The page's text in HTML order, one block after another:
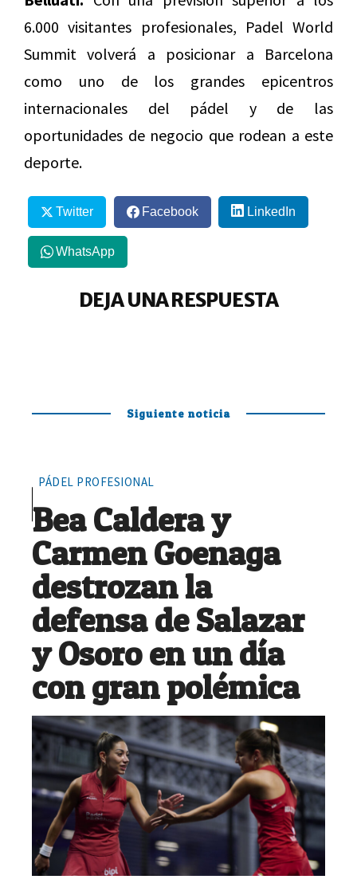
6.000 visitantes profesionales, Padel World
Summit volverá a posicionar a Barcelona
como uno de los grandes epicentros
internacionales del pádel y de las
oportunidades de negocio que rodean a este
deporte.
Twitter Facebook LinkedIn
WhatsApp
DEJA UNA RESPUESTA
Siguiente noticia
PÁDEL PROFESIONAL
Bea Caldera y
Carmen Goenaga
destrozan la
defensa de Salazar
y Osoro en un día
con gran polémica